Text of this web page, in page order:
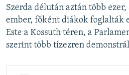
Auto 240p
720p
Szerda délután aztán több
ember, főként diákok foglalták
Este a Kossuth téren, a
szerint több tízezren